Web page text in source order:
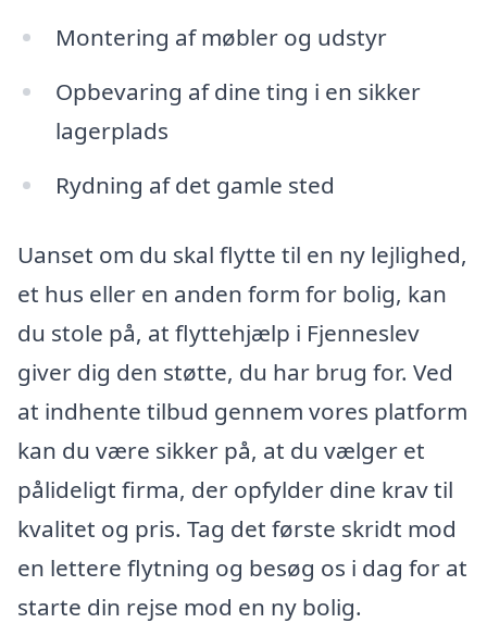
Montering af møbler og udstyr
Opbevaring af dine ting i en sikker
lagerplads
Rydning af det gamle sted
Uanset om du skal flytte til en ny lejlighed,
et hus eller en anden form for bolig, kan
du stole på, at flyttehjælp i Fjenneslev
giver dig den støtte, du har brug for. Ved
at indhente tilbud gennem vores platform
kan du være sikker på, at du vælger et
pålideligt firma, der opfylder dine krav til
kvalitet og pris. Tag det første skridt mod
en lettere flytning og besøg os i dag for at
starte din rejse mod en ny bolig.